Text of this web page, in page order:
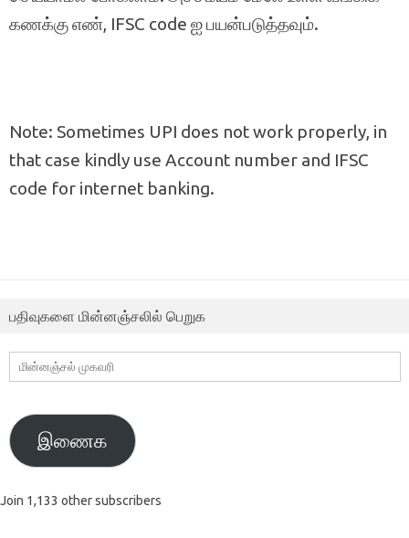
கணக்கு எண், IFSC code ஐ பயன்படுத்தவும்.
Note: Sometimes UPI does not work properly, in
that case kindly use Account number and IFSC
code for internet banking.
பதிவுகளை மின்னஞ்சலில் பெறுக
மின்னஞ்சல்
முகவரி
இணைக
Join 1,133 other subscribers